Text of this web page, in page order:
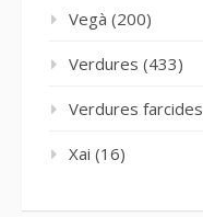
Vegà (200)
Verdures (433)
Verdures farcides
Xai (16)